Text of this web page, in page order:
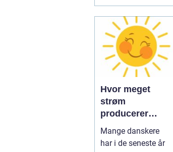
Hvor meget
strøm
producerer
solceller om
vinteren?
Mange danskere
har i de seneste år